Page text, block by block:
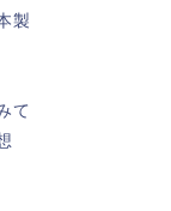
製
て